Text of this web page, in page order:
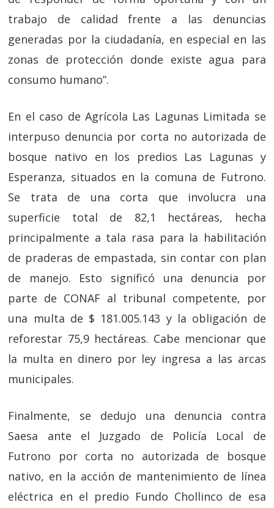
trabajo de calidad frente a las denuncias
generadas por la ciudadanía, en especial en las
zonas de protección donde existe agua para
consumo humano”.
En el caso de Agrícola Las Lagunas Limitada se
interpuso denuncia por corta no autorizada de
bosque nativo en los predios Las Lagunas y
Esperanza, situados en la comuna de Futrono.
Se trata de una corta que involucra una
superficie total de 82,1 hectáreas, hecha
principalmente a tala rasa para la habilitación
de praderas de empastada, sin contar con plan
de manejo. Esto significó una denuncia por
parte de CONAF al tribunal competente, por
una multa de $ 181.005.143 y la obligación de
reforestar 75,9 hectáreas. Cabe mencionar que
la multa en dinero por ley ingresa a las arcas
municipales.
Finalmente, se dedujo una denuncia contra
Saesa ante el Juzgado de Policía Local de
Futrono por corta no autorizada de bosque
nativo, en la acción de mantenimiento de línea
eléctrica en el predio Fundo Chollinco de esa